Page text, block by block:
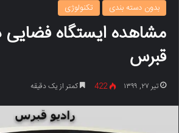
بدون دسته بندی
تکنولوژی
مشاهده ایستگاه فضایی
قبرس
تیر ۲۷, ۱۳۹۹ 422 کمتر از یک دقیقه